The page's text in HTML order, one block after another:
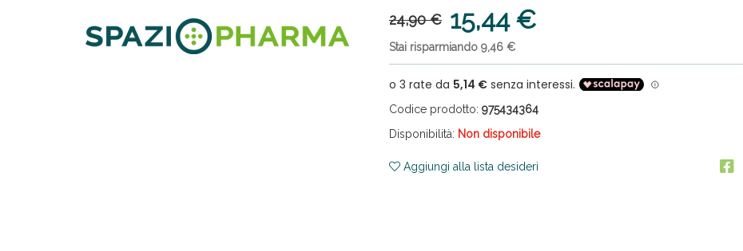
24,90 € 15,44 €
Stai risparmiando 9,46 €
Codice prodotto: 975434364
Disponibilità: Non disponibile
Aggiungi alla lista desideri
Salini e Multivitaminici: oggi Sconto extra fino al 50%!